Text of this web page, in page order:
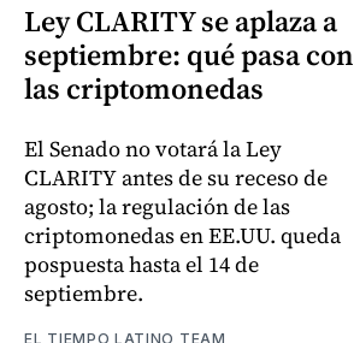
Ley CLARITY se aplaza a
septiembre: qué pasa con
las criptomonedas
El Senado no votará la Ley
CLARITY antes de su receso de
agosto; la regulación de las
criptomonedas en EE.UU. queda
pospuesta hasta el 14 de
septiembre.
EL TIEMPO LATINO TEAM